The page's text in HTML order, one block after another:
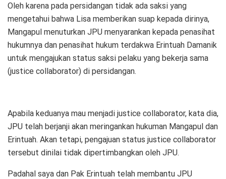
Oleh karena pada persidangan tidak ada saksi yang
mengetahui bahwa Lisa memberikan suap kepada dirinya,
Mangapul menuturkan JPU menyarankan kepada penasihat
hukumnya dan penasihat hukum terdakwa Erintuah Damanik
untuk mengajukan status saksi pelaku yang bekerja sama
(justice collaborator) di persidangan.
Apabila keduanya mau menjadi justice collaborator, kata dia,
JPU telah berjanji akan meringankan hukuman Mangapul dan
Erintuah. Akan tetapi, pengajuan status justice collaborator
tersebut dinilai tidak dipertimbangkan oleh JPU.
Padahal saya dan Pak Erintuah telah membantu JPU